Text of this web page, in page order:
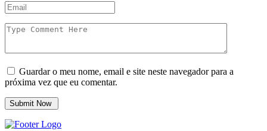
Guardar o meu nome, email e site neste navegador para a
próxima vez que eu comentar.